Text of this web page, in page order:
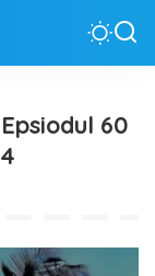
60